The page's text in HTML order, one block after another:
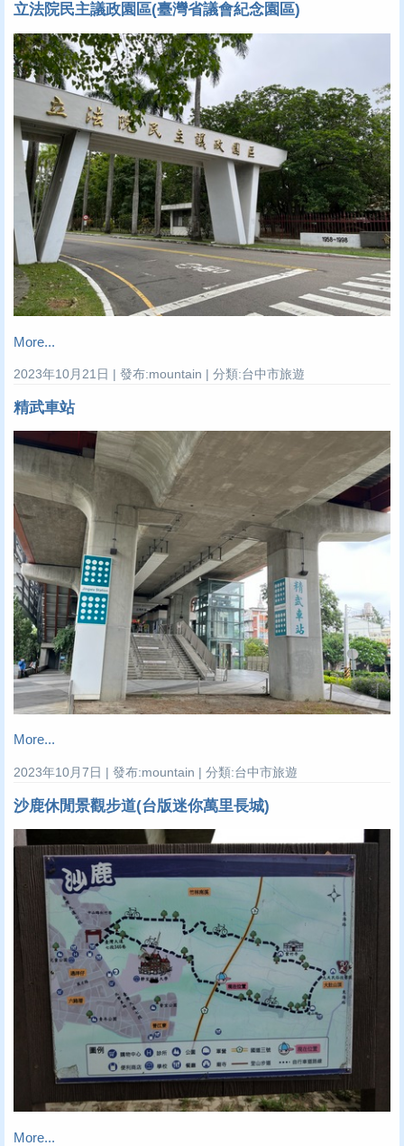
立法院民主議政園區(臺灣省議會紀念園區)
More...
2023年10月21日 | 發布:mountain | 分類:台中市旅遊
精武車站
More...
2023年10月7日 | 發布:mountain | 分類:台中市旅遊
沙鹿休閒景觀步道(台版迷你萬里長城)
More...